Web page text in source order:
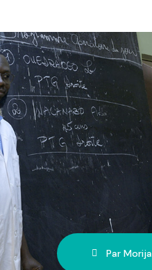
Par Morija